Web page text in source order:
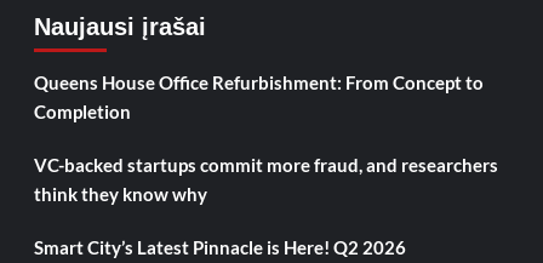
Naujausi įrašai
Queens House Office Refurbishment: From Concept to
Completion
VC-backed startups commit more fraud, and researchers
think they know why
Smart City’s Latest Pinnacle is Here! Q2 2026